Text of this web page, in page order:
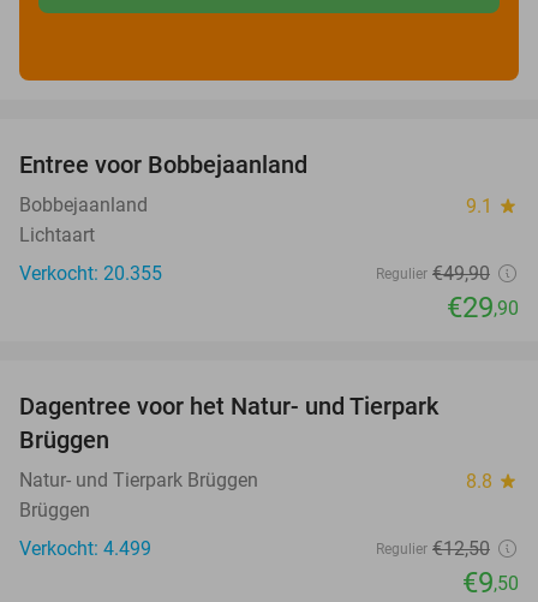
Entree voor Bobbejaanland
Bobbejaanland 9.1 star
Lichtaart
Verkocht: 20.355
Regulier €49,90
€29,90
Dagentree voor het Natur- und Tierpark
Brüggen
Natur- und Tierpark Brüggen 8.8 star
Brüggen
Verkocht: 4.499
Regulier €12,50
€9,50